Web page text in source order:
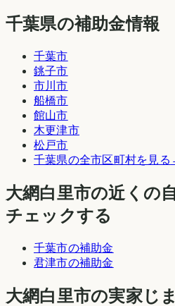
千葉県の補助金情報
千葉市
銚子市
市川市
船橋市
館山市
木更津市
松戸市
千葉県の全市区町村を見る
大網白里市の近くの
チェックする
千葉市の補助金
君津市の補助金
大網白里市の実家じ